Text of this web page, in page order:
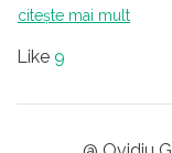
Purice Narcis -
ori anonimat
Sa va explic
diferenta care
pricepeti,
practicati!
citește mai mult
Like 9